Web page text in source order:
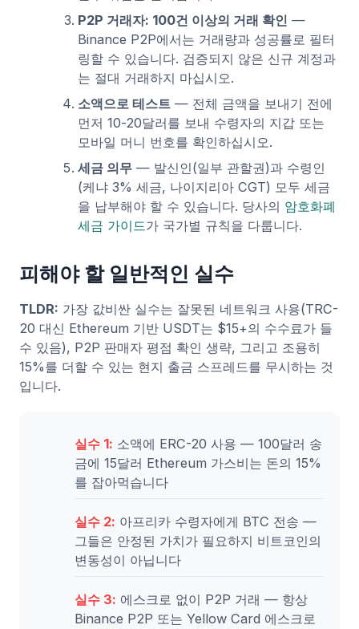
P2P 거래자: 100건 이상의 거래 확인 —
Binance P2P에서는 거래량과 성공률로 필터
링할 수 있습니다. 검증되지 않은 신규 계정과
는 절대 거래하지 마십시오.
소액으로 테스트— 전체 금액을 보내기 전에
먼저 10-20달러를 보내 수령자의 지갑 또는
모바일 머니 번호를 확인하십시오.
세금 의무— 발신인(일부 관할권)과 수령인
(케냐 3% 세금, 나이지리아 CGT) 모두 세금
을 납부해야 할 수 있습니다. 당사의 암호화폐
세금 가이드가 국가별 규칙을 다룹니다.
피해야 할 일반적인 실수
TLDR: 가장 값비싼 실수는 잘못된 네트워크 사용(TRC-
20 대신 Ethereum 기반 USDT는 $15+의 수수료가 들
수 있음), P2P 판매자 평점 확인 생략, 그리고 조용히
15%를 더할 수 있는 현지 출금 스프레드를 무시하는 것
입니다.
실수 1: 소액에 ERC-20 사용 — 100달러 송
금에 15달러 Ethereum 가스비는 돈의 15%
를 잡아먹습니다
실수 2: 아프리카 수령자에게 BTC 전송 —
그들은 안정된 가치가 필요하지 비트코인의
변동성이 아닙니다
실수 3: 에스크로 없이 P2P 거래 — 항상
Binance P2P 또는 Yellow Card 에스크로